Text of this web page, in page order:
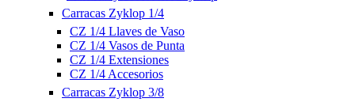
Carracas Zyklop 1/4
CZ 1/4 Llaves de Vaso
CZ 1/4 Vasos de Punta
CZ 1/4 Extensiones
CZ 1/4 Accesorios
Carracas Zyklop 3/8